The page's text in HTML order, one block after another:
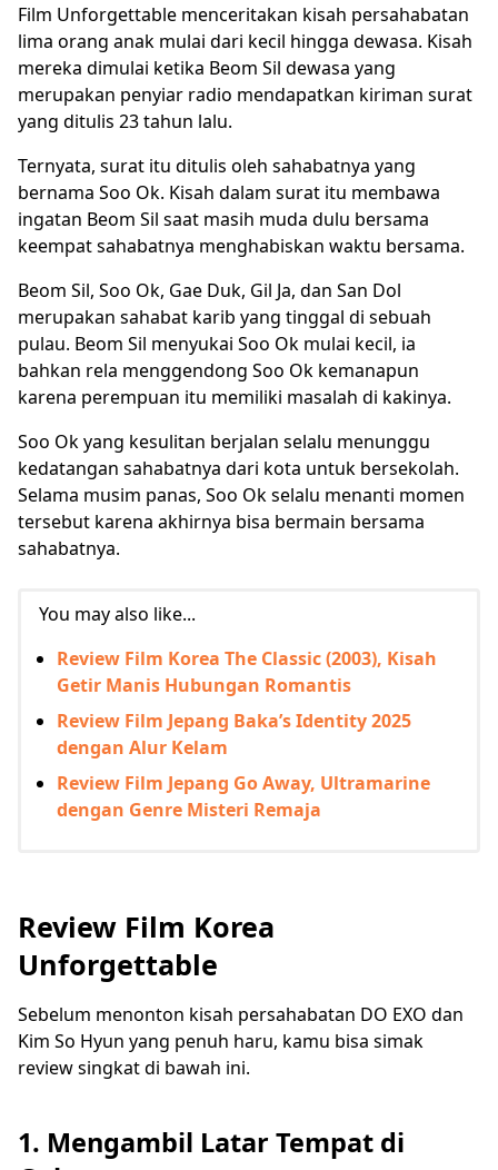
Film Unforgettable menceritakan kisah persahabatan
lima orang anak mulai dari kecil hingga dewasa. Kisah
mereka dimulai ketika Beom Sil dewasa yang
merupakan penyiar radio mendapatkan kiriman surat
yang ditulis 23 tahun lalu.
Ternyata, surat itu ditulis oleh sahabatnya yang
bernama Soo Ok. Kisah dalam surat itu membawa
ingatan Beom Sil saat masih muda dulu bersama
keempat sahabatnya menghabiskan waktu bersama.
Beom Sil, Soo Ok, Gae Duk, Gil Ja, dan San Dol
merupakan sahabat karib yang tinggal di sebuah
pulau. Beom Sil menyukai Soo Ok mulai kecil, ia
bahkan rela menggendong Soo Ok kemanapun
karena perempuan itu memiliki masalah di kakinya.
Soo Ok yang kesulitan berjalan selalu menunggu
kedatangan sahabatnya dari kota untuk bersekolah.
Selama musim panas, Soo Ok selalu menanti momen
tersebut karena akhirnya bisa bermain bersama
sahabatnya.
You may also like...
Review Film Korea The Classic (2003), Kisah
Getir Manis Hubungan Romantis
Review Film Jepang Baka’s Identity 2025
dengan Alur Kelam
Review Film Jepang Go Away, Ultramarine
dengan Genre Misteri Remaja
Review Film Korea
Unforgettable
Sebelum menonton kisah persahabatan DO EXO dan
Kim So Hyun yang penuh haru, kamu bisa simak
review singkat di bawah ini.
1. Mengambil Latar Tempat di